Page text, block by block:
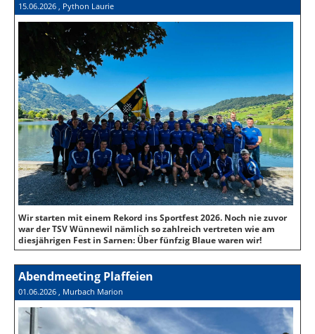
15.06.2026 , Python Laurie
Wir starten mit einem Rekord ins Sportfest 2026. Noch nie zuvor
war der TSV Wünnewil nämlich so zahlreich vertreten wie am
diesjährigen Fest in Sarnen: Über fünfzig Blaue waren wir!
Abendmeeting Plaffeien
01.06.2026 , Murbach Marion